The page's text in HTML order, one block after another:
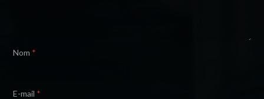
Nom *
E-mail *